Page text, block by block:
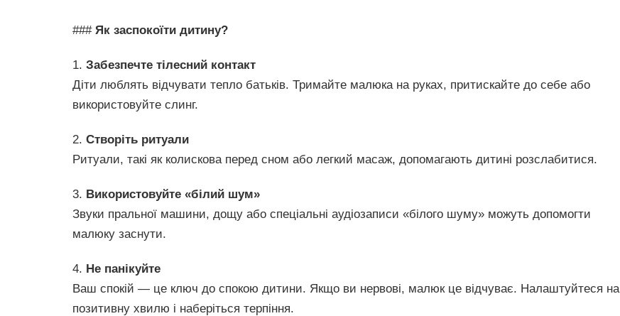
### Як заспокоїти дитину?
1. Забезпечте тілесний контакт
Діти люблять відчувати тепло батьків. Тримайте малюка на руках, притискайте до себе або
використовуйте слинг.
2. Створіть ритуали
Ритуали, такі як колискова перед сном або легкий масаж, допомагають дитині розслабитися.
3. Використовуйте «білий шум»
Звуки пральної машини, дощу або спеціальні аудіозаписи «білого шуму» можуть допомогти
малюку заснути.
4. Не панікуйте
Ваш спокій — це ключ до спокою дитини. Якщо ви нервові, малюк це відчуває. Налаштуйтеся на
позитивну хвилю і наберіться терпіння.